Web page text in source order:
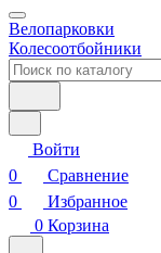
Велопарковки
Колесоотбойники
Войти
0
Сравнение
0
Избранное
0 Корзина